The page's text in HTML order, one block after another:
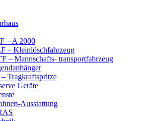
– A 2000
– Kleinlöschfahrzeug
– Mannschafts- transportfahrzeug
Tragkraftspritze
Geräte
Ausstattung